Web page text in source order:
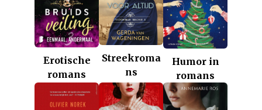
Erotische
romans
Streekroma
ns
Humor in
romans